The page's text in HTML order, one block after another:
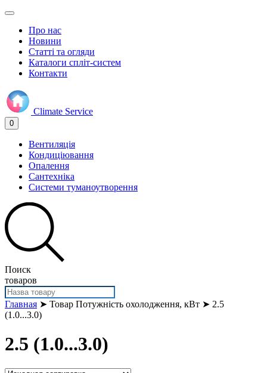
Про нас
Новини
Статті та огляди
Каталоги спліт-систем
Контакти
Climate Service
0
Вентиляція
Кондиціювання
Опалення
Сантехніка
Системи туманоутворення
Поиск
товаров
Главная ➤ Товар Потужність охолодження, кВт ➤ 2.5
(1.0...3.0)
2.5 (1.0...3.0)